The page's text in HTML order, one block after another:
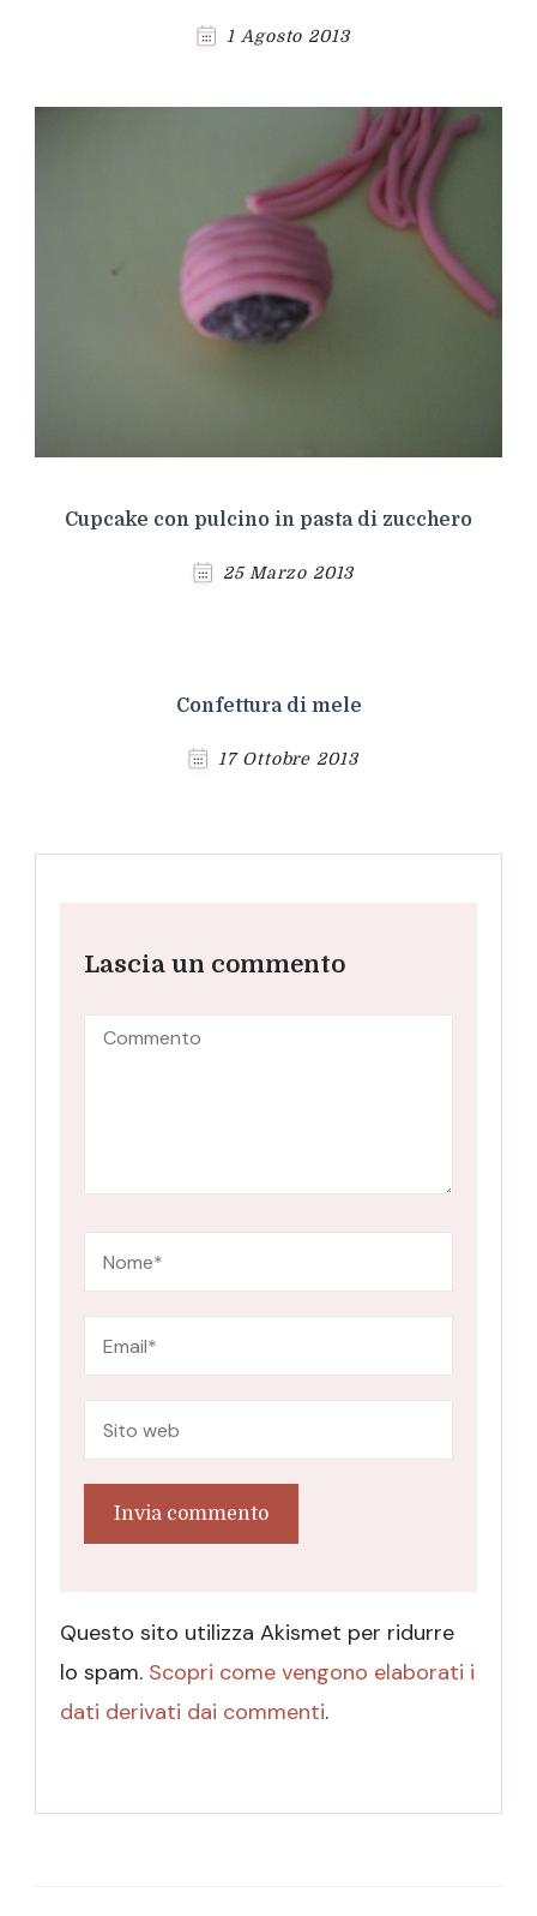
1 Agosto 2013
Cupcake con pulcino in pasta di zucchero
25 Marzo 2013
Confettura di mele
17 Ottobre 2013
Lascia un commento
Questo sito utilizza Akismet per ridurre
lo spam. Scopri come vengono elaborati i
dati derivati dai commenti.